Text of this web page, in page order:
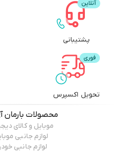
پشتیبانی
تحویل اکسپرس
محصولات بارمان
موبایل و کالای
لوازم جانبی
لوازم جانبی